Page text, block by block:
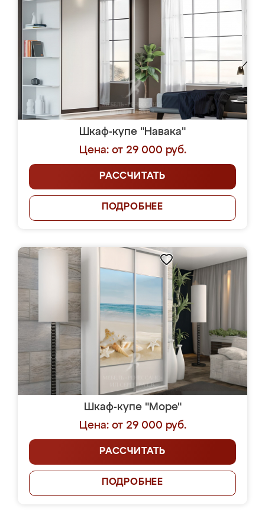
Шкаф-купе "Навака"
Цена: от 29 000 руб.
РАССЧИТАТЬ
ПОДРОБНЕЕ
Шкаф-купе "Море"
Цена: от 29 000 руб.
РАССЧИТАТЬ
ПОДРОБНЕЕ